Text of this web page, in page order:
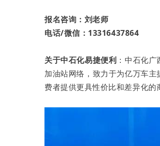
报名咨询：刘老师
电话/微信：13316437864
关于中石化易捷便利 ：中石化
加油站网络，致力于为亿万车
费者提供更具性价比和差异化的